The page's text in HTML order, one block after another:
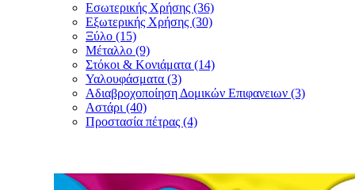
Εσωτερικής Χρήσης (36)
Εξωτερικής Χρήσης (30)
Ξύλο (15)
Μέταλλο (9)
Στόκοι & Κονιάματα (14)
Υαλουφάσματα (3)
Αδιαβροχοποίηση Δομικών Επιφανειων (3)
Αστάρι (40)
Προστασία πέτρας (4)